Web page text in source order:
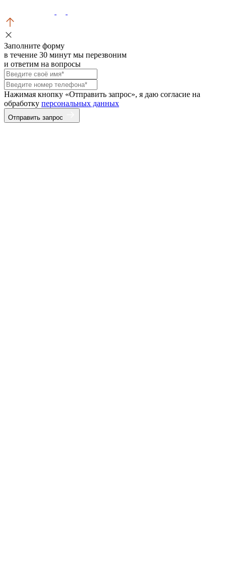
Заполните форму
в течение 30 минут мы перезвоним
и ответим на вопросы
Нажимая кнопку «Отправить запрос», я даю согласие на
обработку персональных данных
Отправить запрос